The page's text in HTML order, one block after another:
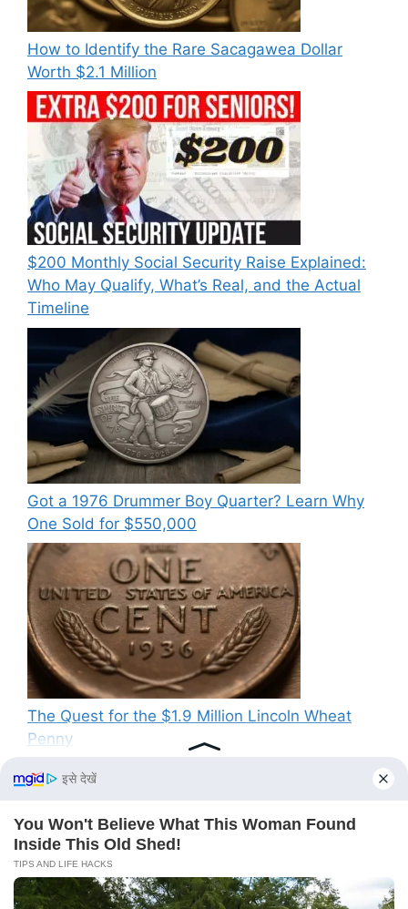
How to Identify the Rare Sacagawea Dollar
Worth $2.1 Million
$200 Monthly Social Security Raise Explained:
Who May Qualify, What’s Real, and the Actual
Timeline
Got a 1976 Drummer Boy Quarter? Learn Why
One Sold for $550,000
The Quest for the $1.9 Million Lincoln Wheat
Penny
Recent Comments
No comments to show.